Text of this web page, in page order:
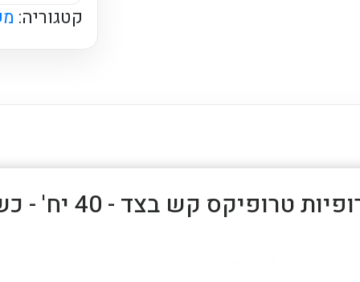
קטגוריה:
טרופיקס קש בצד - 40 יח' - כשר